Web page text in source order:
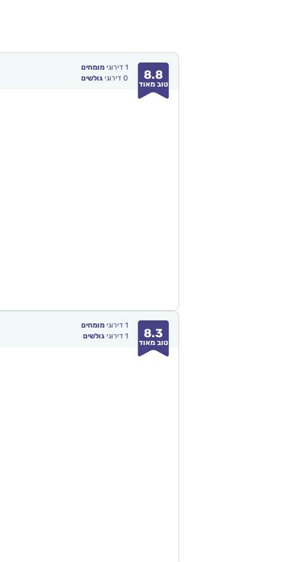
8.8
טוב מאוד
1 דירוגימומחים
0 דירוגיגולשים
8.3
טוב מאוד
1 דירוגימומחים
1 דירוגיגולשים